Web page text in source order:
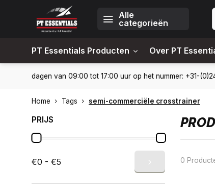
Alle
categorieën
PT Essentials Producten Over PT
Levering in heel Nederland en België 10%
Home Tags semi-commerciële crosstrainer
PRIJS
€0 - €5 0